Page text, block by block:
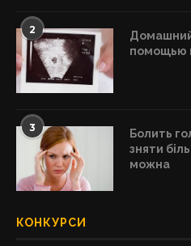
2
помощью
3
Болить
зняти
можна
КОНКУРСИ